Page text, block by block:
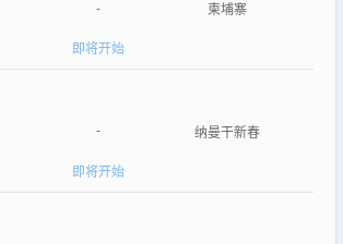
- 柬埔寨
即将开始
- 纳曼干新春
即将开始